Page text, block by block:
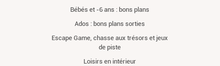
Bébés et -6 ans : bons plans
Ados : bons plans sorties
Escape Game, chasse aux trésors et jeux
de piste
Loisirs en intérieur